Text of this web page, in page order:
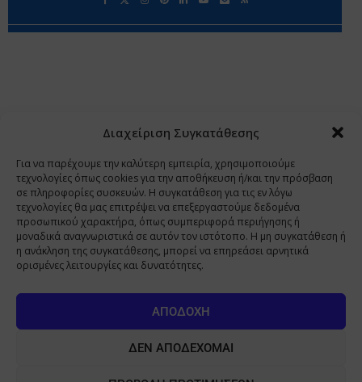
Διαχείριση Συγκατάθεσης
Για να παρέχουμε την καλύτερη εμπειρία, χρησιμοποιούμε
τεχνολογίες όπως cookies για την αποθήκευση ή/και την πρόσβαση
σε πληροφορίες συσκευών. Η συγκατάθεση για τις εν λόγω
τεχνολογίες θα μας επιτρέψει να επεξεργαστούμε δεδομένα
προσωπικού χαρακτήρα, όπως συμπεριφορά περιήγησης ή
μοναδικά αναγνωριστικά σε αυτόν τον ιστότοπο. Η μη συγκατάθεση ή
η ανάκληση της συγκατάθεσης, μπορεί να επηρεάσει αρνητικά
ορισμένες λειτουργίες και δυνατότητες.
ΑΠΟΔΟΧΉ
ΔΕΝ ΑΠΟΔΈΧΟΜΑΙ
Copyright 2009 - 2026 © Χαραμή Α.Ε.
www.PharmaManage.gr • www.HealthExpo.gr • www.YO.gr
•
www.GreekShares.com • www.eLearning-
PharmaManage.gr • www.Charami-SA.gr
Με την παραμονή σας σε αυτή δηλώνετε,
προβλέπονται από τις διατάξεις της παραγράφου 6 του άρθρου 22 του